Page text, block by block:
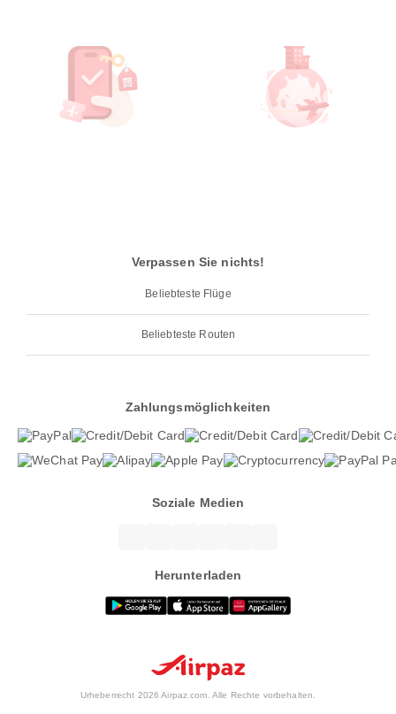
Verpassen Sie nichts!
Beliebteste Flüge
Beliebteste Routen
Zahlungsmöglichkeiten
Soziale Medien
Herunterladen
Urheberrecht 2026 Airpaz.com. Alle Rechte vorbehalten.